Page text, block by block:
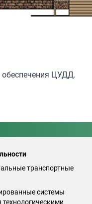
обеспечения ЦУДД.
транспортные
системы
технологическими